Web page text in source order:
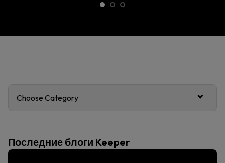
Choose Category
Последние блоги Keeper